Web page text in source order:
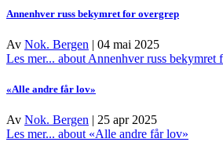
Annenhver russ bekymret for overgrep
Av Nok. Bergen | 04 mai 2025
Les mer... about Annenhver russ bekymret
«Alle andre får lov»
Av Nok. Bergen | 25 apr 2025
Les mer... about «Alle andre får lov»